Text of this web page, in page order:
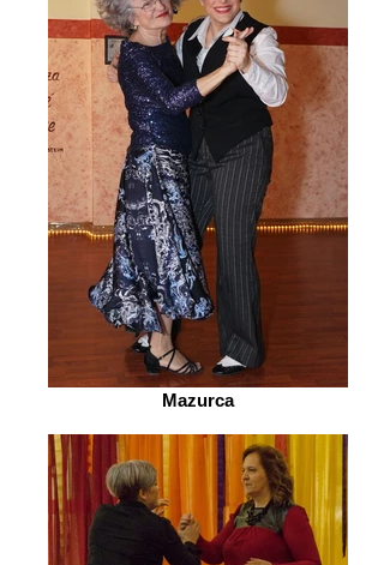
Mazurca